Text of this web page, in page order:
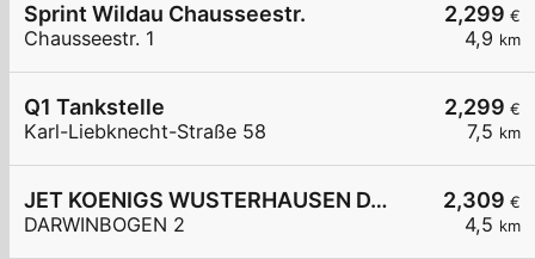
2,299 €
4,9 km
Sprint Wildau Chausseestr.
Chausseestr. 1
2,299 €
7,5 km
Q1 Tankstelle
Karl-Liebknecht-Straße 58
2,309 €
4,5 km
JET KOENIGS WUSTERHAUSEN DARWINBOGEN 2
DARWINBOGEN 2